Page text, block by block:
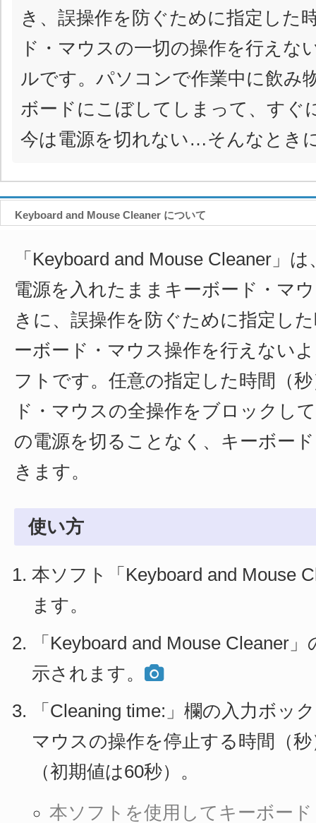
き、誤操作を防ぐために指定した
ド・マウスの一切の操作を行えな
ルです。パソコンで作業中に飲み
ボードにこぼしてしまって、すぐ
今は電源を切れない…そんなとき
Keyboard and Mouse Cleaner について
「Keyboard and Mouse Cleaner」
電源を入れたままキーボード・マ
きに、誤操作を防ぐために指定し
ーボード・マウス操作を行えない
フトです。任意の指定した時間（
ド・マウスの全操作をブロックし
の電源を切ることなく、キーボー
きます。
使い方
本ソフト「Keyboard and Mouse
ます。
「Keyboard and Mouse Cleaner
示されます。
「Cleaning time:」欄の入力ボッ
マウスの操作を停止する時間（
（初期値は60秒）。
本ソフトを使用してキーボー